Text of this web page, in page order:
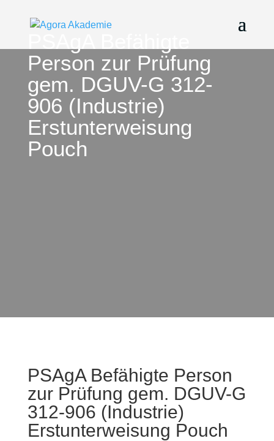
Person zur Prüfung
gem. DGUV-G 312-
906 (Industrie)
Erstunterweisung
Pouch
PSAgA Befähigte Person
zur Prüfung gem. DGUV-G
312-906 (Industrie)
Erstunterweisung Pouch